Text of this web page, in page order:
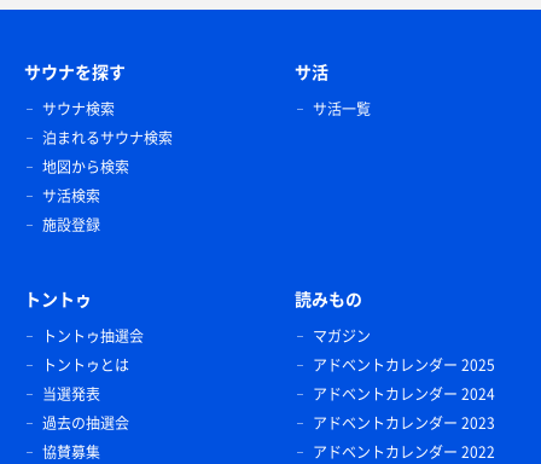
サウナを探す
サウナ検索
泊まれるサウナ検索
地図から検索
サ活検索
施設登録
サ活
サ活一覧
トントゥ
トントゥ抽選会
トントゥとは
当選発表
過去の抽選会
協賛募集
読みもの
マガジン
アドベントカレンダー 2025
アドベントカレンダー 2024
アドベントカレンダー 2023
アドベントカレンダー 2022